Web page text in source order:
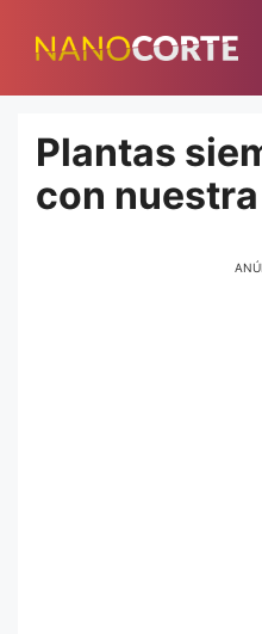
para
conteúdo
Plantas
con